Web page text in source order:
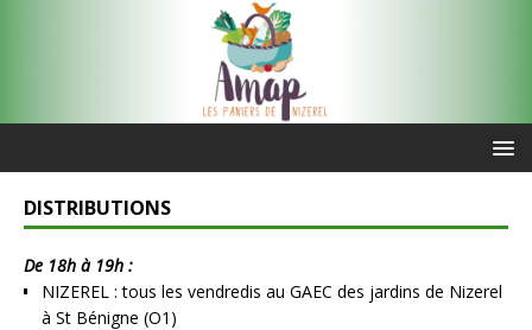
DISTRIBUTIONS
De 18h à 19h :
NIZEREL : tous les vendredis au GAEC des jardins de Nizerel
à St Bénigne (O1)